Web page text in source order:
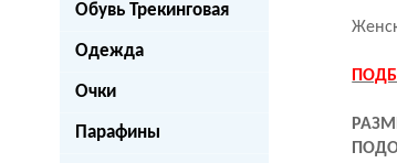
Обувь Трекинговая
Одежда
Очки
Парафины